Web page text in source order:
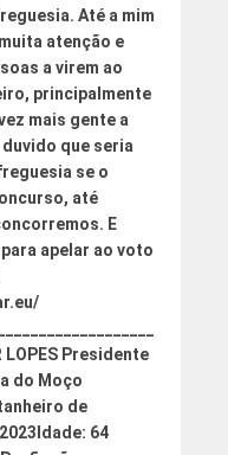
Até a mim
atenção e
a virem ao
principalmente
mais gente a
que seria
se o
até
E
apelar ao voto
LOPES Presidente
do Moço
de
Idade: 64